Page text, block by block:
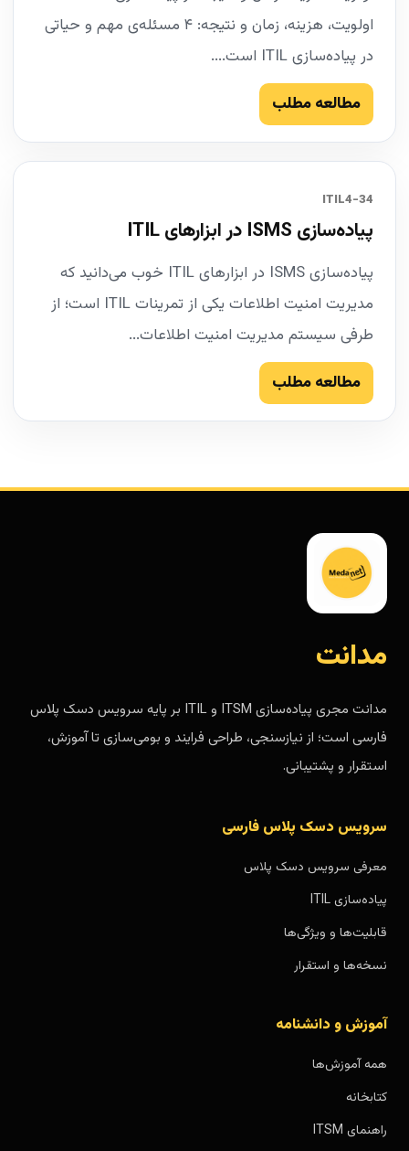
اولویت، هزینه، زمان و نتیجه: ۴ مسئله‌ی مهم و حیاتی
در پیاده‌سازی ITIL است....
مطالعه مطلب
34-ITIL4
پیاده‌سازی ISMS در ابزارهای ITIL
پیاده‌سازی ISMS در ابزارهای ITIL خوب می‌دانید که
مدیریت امنیت اطلاعات یکی از تمرینات ITIL است؛ از
طرفی سیستم مدیریت امنیت اطلاعات...
مطالعه مطلب
مدانت
مدانت مجری پیاده‌سازی ITSM و ITIL بر پایه سرویس دسک پلاس
فارسی است؛ از نیازسنجی، طراحی فرایند و بومی‌سازی تا آموزش،
استقرار و پشتیبانی.
سرویس دسک پلاس فارسی
معرفی سرویس دسک پلاس
پیاده‌سازی ITIL
قابلیت‌ها و ویژگی‌ها
نسخه‌ها و استقرار
آموزش و دانشنامه
همه آموزش‌ها
کتابخانه
راهنمای ITSM